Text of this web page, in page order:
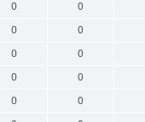
0 0
0 0
0 0
0 0
0 0